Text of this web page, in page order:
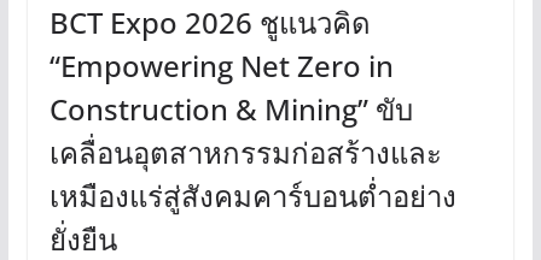
BCT Expo 2026 ชูแนวคิด
“Empowering Net Zero in
Construction & Mining” ขับ
เคลื่อนอุตสาหกรรมก่อสร้างและ
เหมืองแร่สู่สังคมคาร์บอนต่ำอย่าง
ยั่งยืน